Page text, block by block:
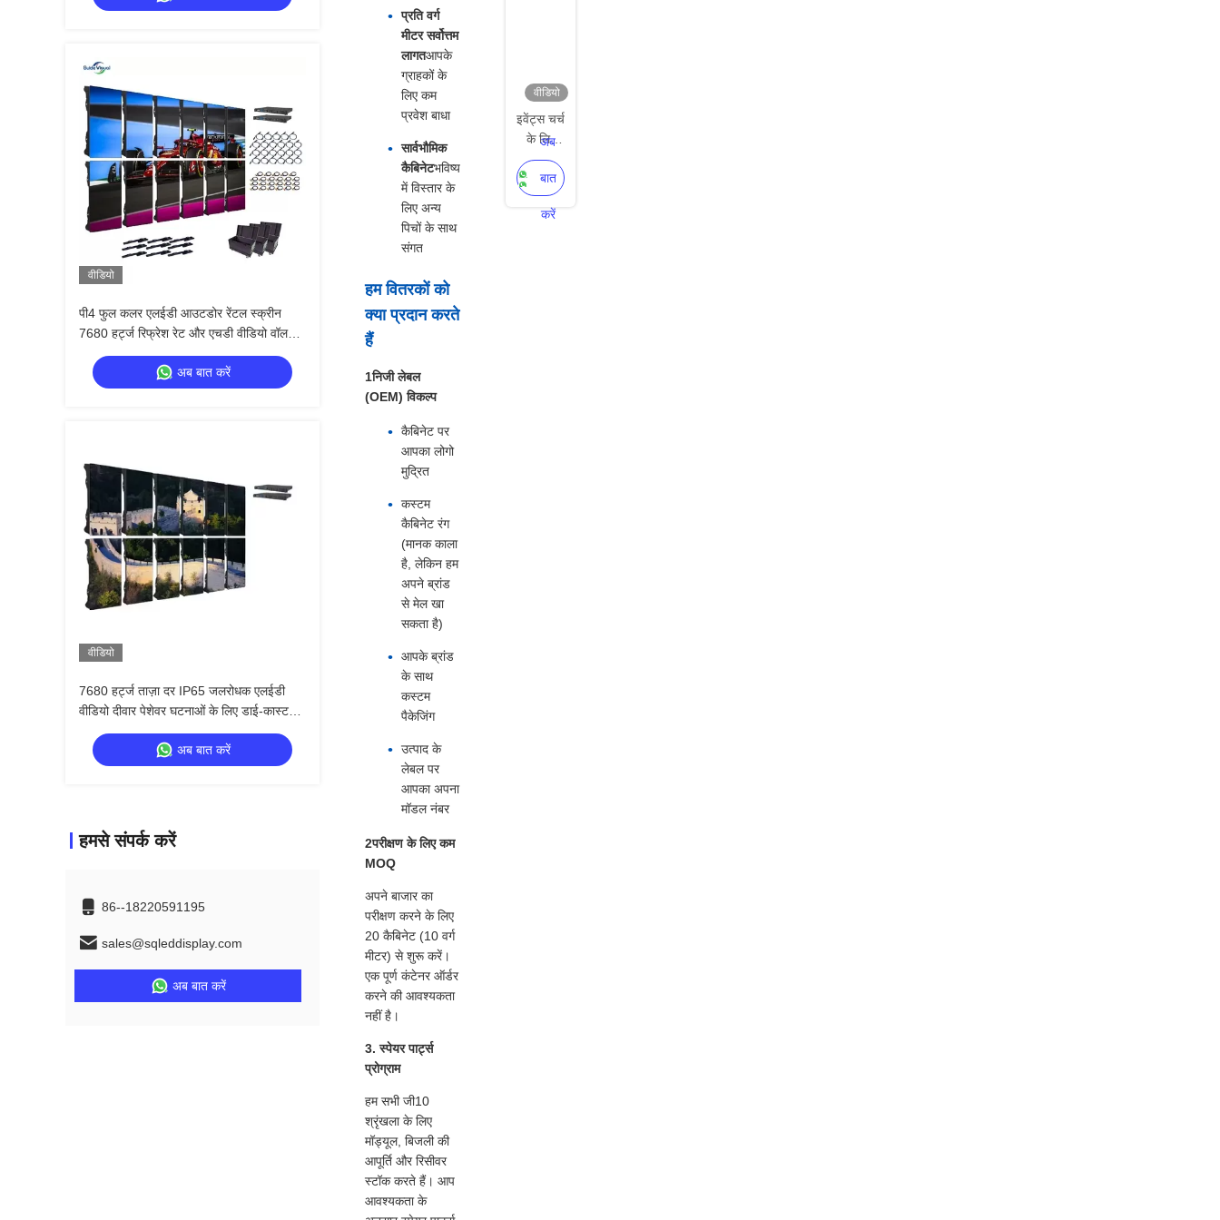
वीडियो
पी4 फुल कलर एलईडी आउटडोर रेंटल स्क्रीन
7680 हर्ट्ज रिफ्रेश रेट और एचडी वीडियो वॉल
डिस्प्ले के लिए आईपी 65 वाटरप्रूफ के साथ
अब बात करें
वीडियो
7680 हर्ट्ज ताज़ा दर IP65 जलरोधक एलईडी
वीडियो दीवार पेशेवर घटनाओं के लिए डाई-कास्ट
एल्यूमीनियम कैबिनेट के साथ
अब बात करें
हमसे संपर्क करें
86--18220591195
sales@sqleddisplay.com
अब बात करें
प्रति वर्ग
मीटर सर्वोत्तम
लागतआपके
ग्राहकों के
लिए कम
प्रवेश बाधा
सार्वभौमिक
कैबिनेटभविष्य
में विस्तार के
लिए अन्य
पिचों के साथ
संगत
हम वितरकों को
क्या प्रदान करते
हैं
1निजी लेबल
(OEM) विकल्प
कैबिनेट पर
आपका लोगो
मुद्रित
कस्टम
कैबिनेट रंग
(मानक काला
है, लेकिन हम
अपने ब्रांड
से मेल खा
सकता है)
आपके ब्रांड
के साथ
कस्टम
पैकेजिंग
उत्पाद के
लेबल पर
आपका अपना
मॉडल नंबर
2परीक्षण के लिए कम
MOQ
अपने बाजार का
परीक्षण करने के लिए
20 कैबिनेट (10 वर्ग
मीटर) से शुरू करें।
एक पूर्ण कंटेनर ऑर्डर
करने की आवश्यकता
नहीं है।
3. स्पेयर पार्ट्स
प्रोग्राम
हम सभी जी10
श्रृंखला के लिए
मॉड्यूल, बिजली की
आपूर्ति और रिसीवर
स्टॉक करते हैं। आप
आवश्यकता के
वीडियो
इवेंट्स चर्च
के लिए
लाइटवेट
विशाल
एलईडी
वीडियो
अब
बात
करें